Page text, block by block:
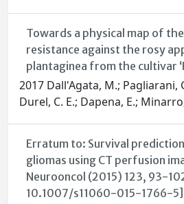
Towards a physical map of
resistance against the rosy
plantaginea from the cultivar
2017 Dall'Agata, M.; Pagliarani,
Durel, C. E.; Dapena, E.;
Erratum to: Survival
gliomas using CT perfusion
Neurooncol (2015) 123, 93-
10.1007/s11060-015-1766-5]